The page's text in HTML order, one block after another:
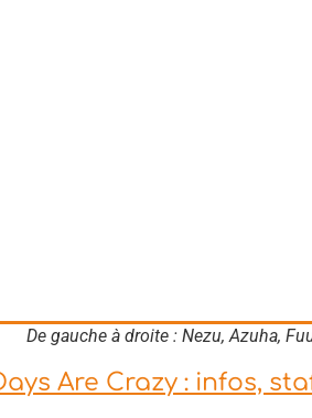
De gauche à droite : Nezu, Azuha,
Are Crazy : infos,